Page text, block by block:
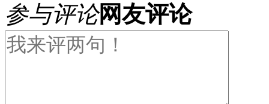
参与评论网友评论